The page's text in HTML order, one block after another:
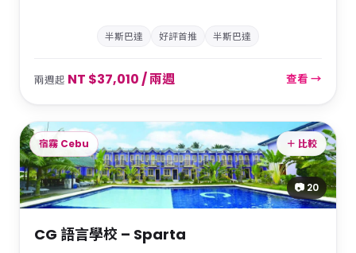
半斯巴達 好評首推 半斯巴達
兩週起 NT $37,010 / 兩週 查看 →
宿霧 Cebu
📷 20
＋ 比較
CG 語言學校 – Sparta